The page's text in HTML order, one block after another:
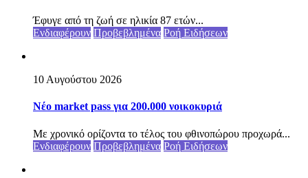
Έφυγε από τη ζωή σε ηλικία 87 ετών...
Ενδιαφέρουν Προβεβλημένα Ροή Ειδήσεων
10 Αυγούστου 2026
Νέο market pass για 200.000 νοικοκυριά
Με χρονικό ορίζοντα το τέλος του φθινοπώρου προχωρά...
Ενδιαφέρουν Προβεβλημένα Ροή Ειδήσεων